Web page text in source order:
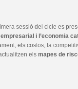
sessió del cicle es
i l’economia
els costos, la
els mapes de